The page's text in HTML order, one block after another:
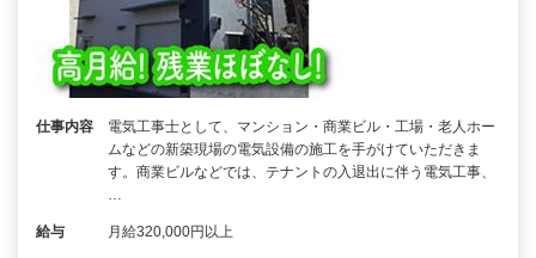
仕事内容
電気工事士として、マンション・商業ビル・工場・老人ホー
ムなどの新築現場の電気設備の施工を手がけていただきま
す。商業ビルなどでは、テナントの入退出に伴う電気工事、
給与 月給320,000円以上